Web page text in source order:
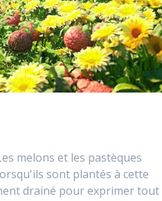
melons et les pastèques
sont plantés à cette
drainé pour exprimer tout